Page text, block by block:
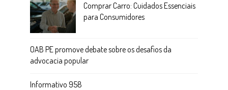
Comprar Carro: Cuidados Essenciais
para Consumidores
OAB PE promove debate sobre os desafios da
advocacia popular
Informativo 958